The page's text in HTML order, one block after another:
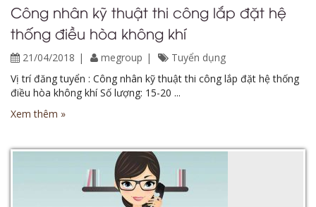
Công nhân kỹ thuật thi công lắp đặt hệ
thống điều hòa không khí
21/04/2018 megroup
Tuyển dụng
Vị trí đăng tuyển : Công nhân kỹ thuật thi công lắp đặt hệ thống
điều hòa không khí Số lượng: 15-20 ...
Xem thêm »